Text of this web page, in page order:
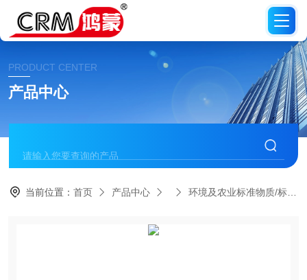
PRODUCT CENTER
产品中心
当前位置：首页 产品中心 环境及农业标准物质/标准品